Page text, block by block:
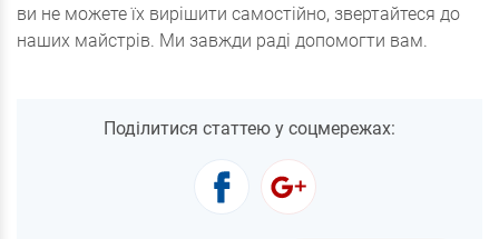
ви не можете їх вирішити самостійно, звертайтеся до
наших майстрів. Ми завжди раді допомогти вам.
Поділитися статтею у соцмережах: